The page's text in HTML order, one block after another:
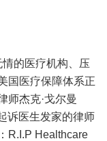
的医疗机构、压
国医疗保障体系正
师杰克·戈尔曼
诉医生发家的律师
R.I.P Healthcare